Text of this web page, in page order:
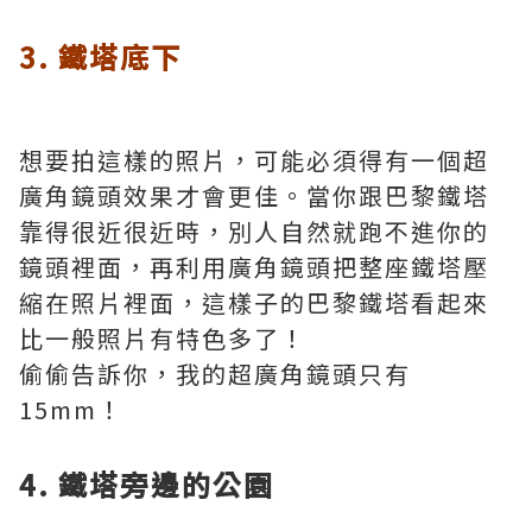
3. 鐵塔底下
想要拍這樣的照片，可能必須得有一個超
廣角鏡頭效果才會更佳。當你跟巴黎鐵塔
靠得很近很近時，別人自然就跑不進你的
鏡頭裡面，再利用廣角鏡頭把整座鐵塔壓
縮在照片裡面，這樣子的巴黎鐵塔看起來
比一般照片有特色多了！
偷偷告訴你，我的超廣角鏡頭只有
15mm！
4. 鐵塔旁邊的公園